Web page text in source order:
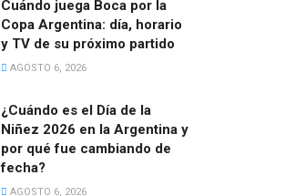
Cuándo juega Boca por la
Copa Argentina: día, horario
y TV de su próximo partido
AGOSTO 6, 2026
¿Cuándo es el Día de la
Niñez 2026 en la Argentina y
por qué fue cambiando de
fecha?
AGOSTO 6, 2026